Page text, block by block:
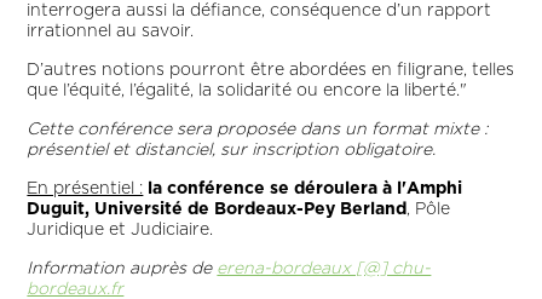
interrogera aussi la défiance, conséquence d’un rapport
irrationnel au savoir.
D’autres notions pourront être abordées en filigrane, telles
que l’équité, l’égalité, la solidarité ou encore la liberté."
Cette conférence sera proposée dans un format mixte :
présentiel et distanciel, sur inscription obligatoire.
En présentiel : la conférence se déroulera à l'Amphi
Duguit, Université de Bordeaux-Pey Berland , Pôle
Juridique et Judiciaire.
Information auprès de erena-bordeaux [@] chu-
bordeaux.fr